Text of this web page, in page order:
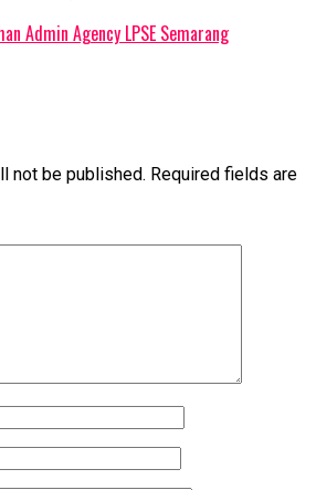
Admin Agency LPSE Semarang
not be published. Required fields are